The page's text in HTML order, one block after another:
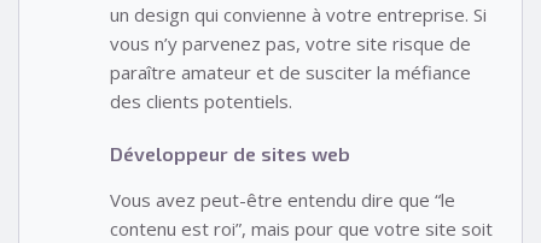
un design qui convienne à votre entreprise. Si
vous n’y parvenez pas, votre site risque de
paraître amateur et de susciter la méfiance
des clients potentiels.
Développeur de sites web
Vous avez peut-être entendu dire que “le
contenu est roi”, mais pour que votre site soit